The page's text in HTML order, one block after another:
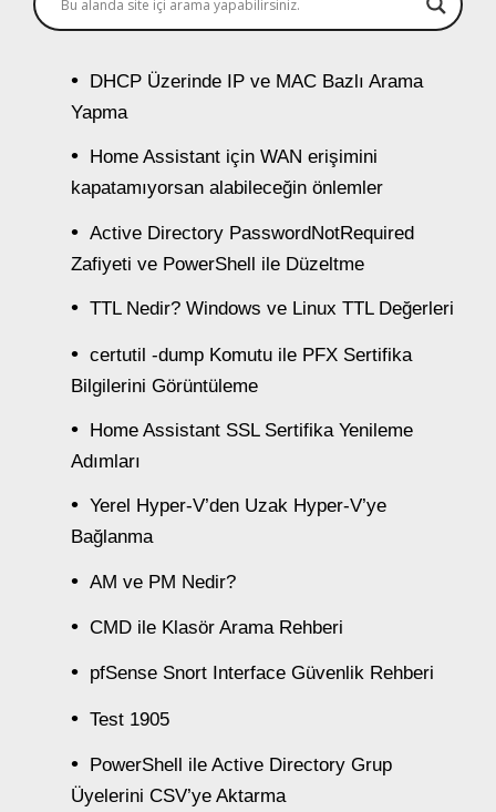
DHCP Üzerinde IP ve MAC Bazlı Arama
Yapma
Home Assistant için WAN erişimini
kapatamıyorsan alabileceğin önlemler
Active Directory PasswordNotRequired
Zafiyeti ve PowerShell ile Düzeltme
TTL Nedir? Windows ve Linux TTL Değerleri
certutil -dump Komutu ile PFX Sertifika
Bilgilerini Görüntüleme
Home Assistant SSL Sertifika Yenileme
Adımları
Yerel Hyper-V’den Uzak Hyper-V’ye
Bağlanma
AM ve PM Nedir?
CMD ile Klasör Arama Rehberi
pfSense Snort Interface Güvenlik Rehberi
Test 1905
PowerShell ile Active Directory Grup
Üyelerini CSV’ye Aktarma